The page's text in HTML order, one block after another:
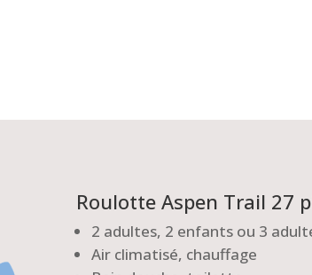
Roulotte Aspen Trail 27
2 adultes, 2 enfants ou 3
Air climatisé, chauffage